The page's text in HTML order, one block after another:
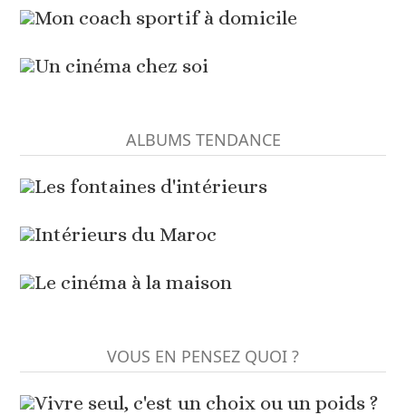
Mon coach sportif à domicile
Un cinéma chez soi
ALBUMS TENDANCE
Les fontaines d'intérieurs
Intérieurs du Maroc
Le cinéma à la maison
VOUS EN PENSEZ QUOI ?
Vivre seul, c'est un choix ou un poids ?